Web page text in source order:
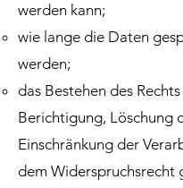
werden kann;
wie lange die Daten
werden;
das Bestehen des
Berichtigung, Löschung
Einschränkung der
dem Widerspruchsrecht